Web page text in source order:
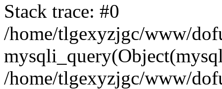
Stack trace: #0
/home/tlgexyzjgc/www/
/home/tlgexyzjgc/www/